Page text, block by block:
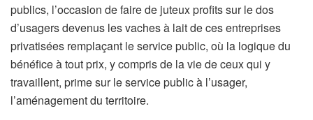
publics, l’occasion de faire de juteux profits sur le dos
d’usagers devenus les vaches à lait de ces entreprises
privatisées remplaçant le service public, où la logique du
bénéfice à tout prix, y compris de la vie de ceux qui y
travaillent, prime sur le service public à l’usager,
l’aménagement du territoire.